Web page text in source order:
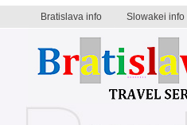
Bratislava travel service
Bratislava info Slowakei info